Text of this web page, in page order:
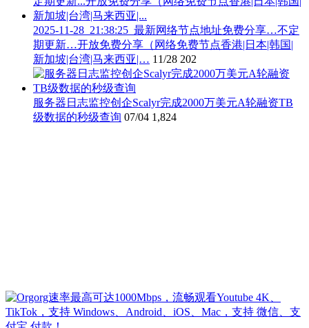
2025-11-28_21:38:25_最新网络节点地址免费分享…不定
期更新…开放免费分享（网络免费节点香港|日本|韩国|
新加坡|台湾|马来西亚|… 11/28 202
服务器日志监控创企Scalyr完成2000万美元A轮融资TB
级数据的秒级查询 07/04 1,824